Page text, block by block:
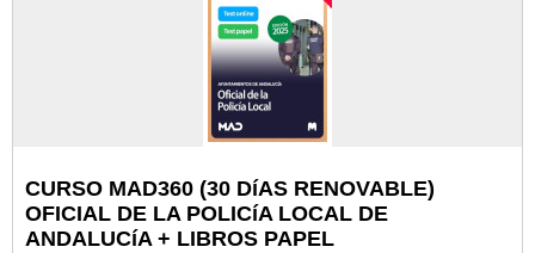
CURSO MAD360 (30 DíAS RENOVABLE)
OFICIAL DE LA POLICíA LOCAL DE
ANDALUCíA + LIBROS PAPEL